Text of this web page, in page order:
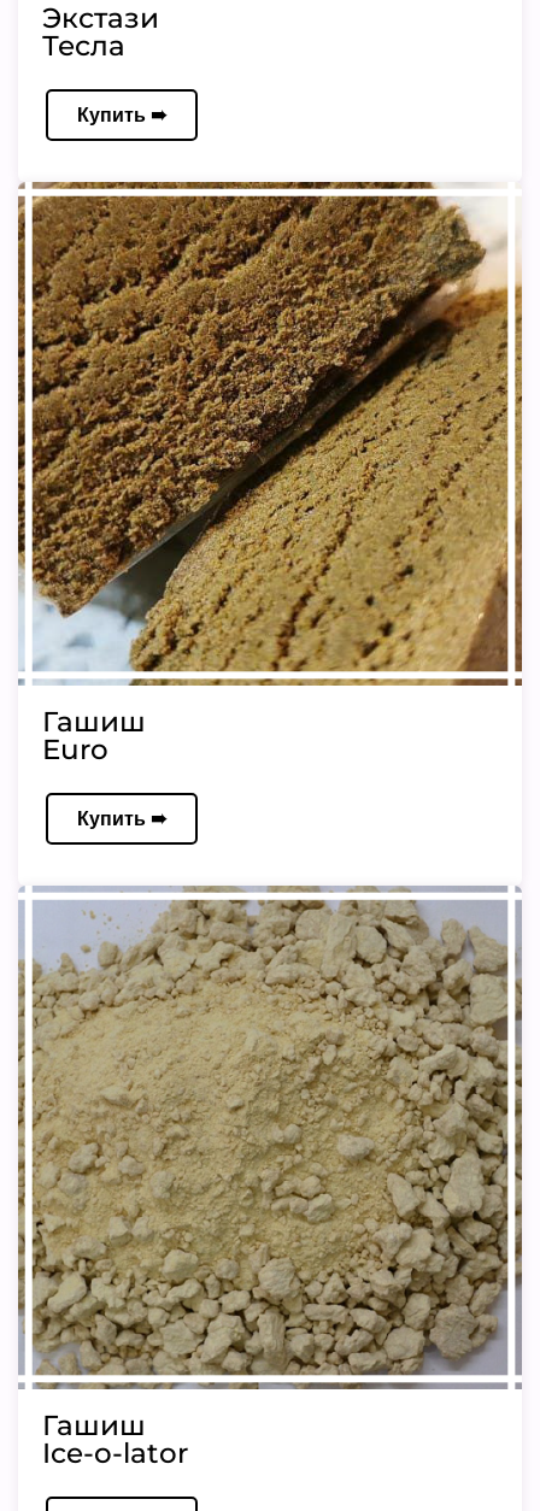
Экстази
Тесла
Купить ➠
Гашиш
Euro
Купить ➠
Гашиш
Ice-o-lator